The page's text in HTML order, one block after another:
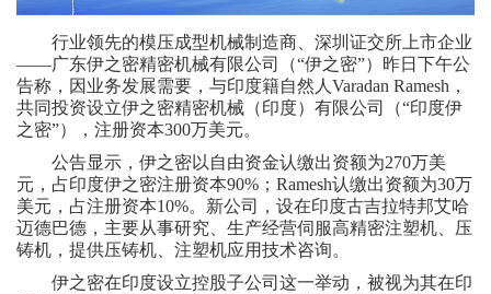
行业领先的模压成型机械制造商、深圳证交所上市企业
——广东伊之密精密机械有限公司（“伊之密”）昨日下午公
告称，因业务发展需要，与印度籍自然人Varadan Ramesh，
共同投资设立伊之密精密机械（印度）有限公司（“印度伊
之密”），注册资本300万美元。
公告显示，伊之密以自由资金认缴出资额为270万美
元，占印度伊之密注册资本90%；Ramesh认缴出资额为30万
美元，占注册资本10%。新公司，设在印度古吉拉特邦艾哈
迈德巴德，主要从事研究、生产经营伺服高精密注塑机、压
铸机，提供压铸机、注塑机应用技术咨询。
伊之密在印度设立控股子公司这一举动，被视为其在印